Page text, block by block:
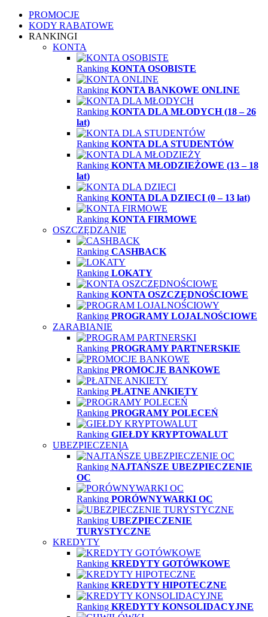
PROMOCJE
KODY RABATOWE
RANKINGI
KONTA
Ranking KONTA OSOBISTE
Ranking KONTA BANKOWE ONLINE
Ranking KONTA DLA MŁODYCH (18 – 26
lat)
Ranking KONTA DLA STUDENTÓW
Ranking KONTA MŁODZIEŻOWE (13 – 18
lat)
Ranking KONTA DLA DZIECI (0 – 13 lat)
Ranking KONTA FIRMOWE
OSZCZĘDZANIE
Ranking CASHBACK
Ranking LOKATY
Ranking KONTA OSZCZĘDNOŚCIOWE
Ranking PROGRAMY LOJALNOŚCIOWE
ZARABIANIE
Ranking PROGRAMY PARTNERSKIE
Ranking PROMOCJE BANKOWE
Ranking PŁATNE ANKIETY
Ranking PROGRAMY POLECEŃ
Ranking GIEŁDY KRYPTOWALUT
UBEZPIECZENIA
Ranking NAJTAŃSZE UBEZPIECZENIE
OC
Ranking PORÓWNYWARKI OC
Ranking UBEZPIECZENIE
TURYSTYCZNE
KREDYTY
Ranking KREDYTY GOTÓWKOWE
Ranking KREDYTY HIPOTECZNE
Ranking KREDYTY KONSOLIDACYJNE